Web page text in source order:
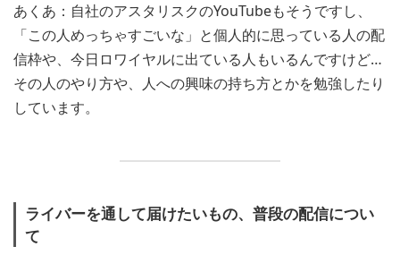
あくあ：自社のアスタリスクのYouTubeもそうですし、
「この人めっちゃすごいな」と個人的に思っている人の配
信枠や、今日ロワイヤルに出ている人もいるんですけど…
その人のやり方や、人への興味の持ち方とかを勉強したり
しています。
ライバーを通して届けたいもの、普段の配信につい
て